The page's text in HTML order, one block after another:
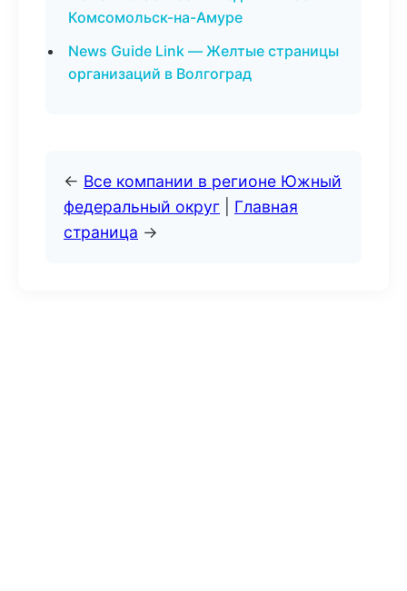
Комсомольск-на-Амуре
News Guide Link — Желтые страницы
организаций в Волгоград
← Все компании в регионе Южный
федеральный округ
Главная
страница →